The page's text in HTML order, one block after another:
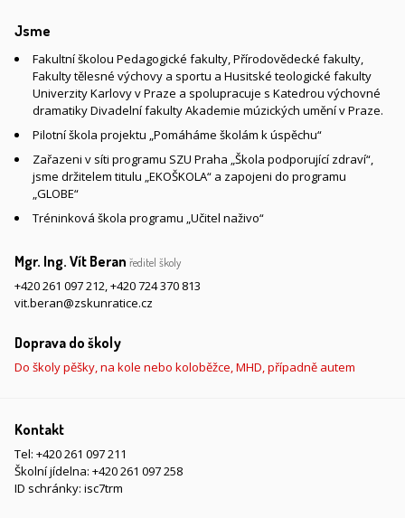
Jsme
Fakultní školou Pedagogické fakulty, Přírodovědecké fakulty,
Fakulty tělesné výchovy a sportu a Husitské teologické fakulty
Univerzity Karlovy v Praze a spolupracuje s Katedrou výchovné
dramatiky Divadelní fakulty Akademie múzických umění v Praze.
Pilotní škola projektu „Pomáháme školám k úspěchu“
Zařazeni v síti programu SZU Praha „Škola podporující zdraví“,
jsme držitelem titulu „EKOŠKOLA“ a zapojeni do programu
„GLOBE“
Tréninková škola programu „Učitel naživo“
Mgr. Ing. Vít Beran ředitel školy
+420 261 097 212,+420 724 370 813
vit.beran@zskunratice.cz
Doprava do školy
Do školy pěšky, na kole nebo koloběžce, MHD, případně autem
Kontakt
Tel: +420 261 097 211
Školní jídelna: +420 261 097 258
ID schránky: isc7trm